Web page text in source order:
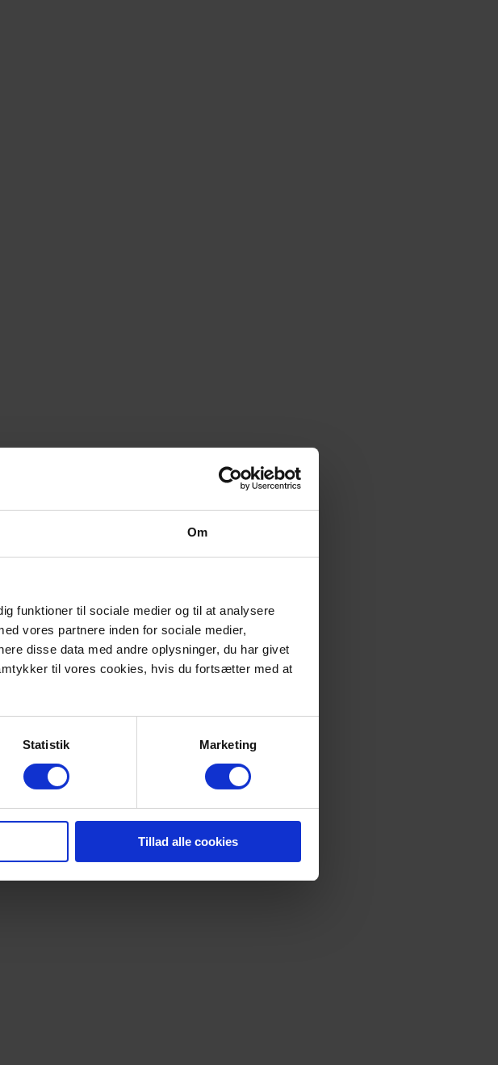
Om
funktioner til sociale medier og til at analysere
vores partnere inden for sociale medier,
disse data med andre oplysninger, du har givet
til vores cookies, hvis du fortsætter med at
Statistik Marketing
Tillad alle cookies